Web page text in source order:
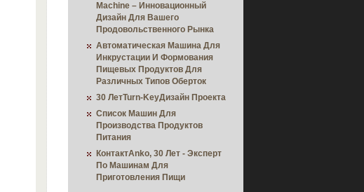
Machine – Инновационный
Дизайн Для Вашего
Продовольственного Рынка
Автоматическая Машина Для
Инкрустации И Формования
Пищевых Продуктов Для
Различных Типов Оберток
30 ЛетTurn-KeyДизайн Проекта
Список Машин Для
Производства Продуктов
Питания
КонтактAnko, 30 Лет - Эксперт
По Машинам Для
Приготовления Пищи